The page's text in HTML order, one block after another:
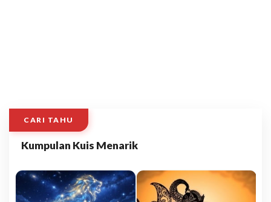
CARI TAHU
Kumpulan Kuis Menarik